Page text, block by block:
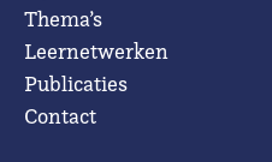
Thema’s
Leernetwerken
Publicaties
Contact